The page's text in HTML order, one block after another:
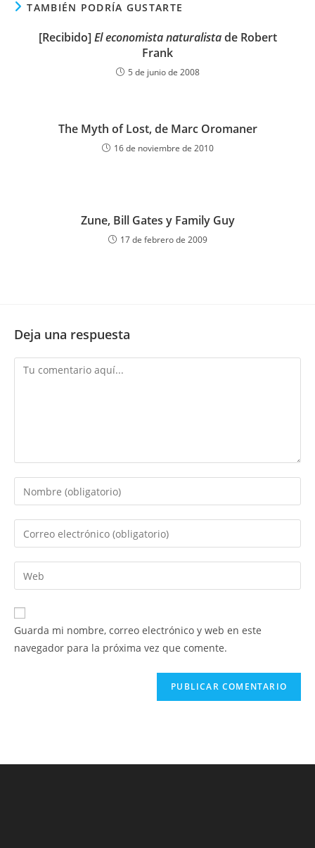
TAMBIÉN PODRÍA GUSTARTE
[Recibido] El economista naturalistade Robert
Frank
5 de junio de 2008
The Myth of Lost, de Marc Oromaner
16 de noviembre de 2010
Zune, Bill Gates y Family Guy
17 de febrero de 2009
Deja una respuesta
Comentario
Introduce
tu
nombre
de
usuario
para
comentar
Introduce
tu
dirección
de
electrónico
para
comentar
Introduce
la
URL
de
Guarda mi nombre, correo electrónico y web en este
navegador para la próxima vez que comente.